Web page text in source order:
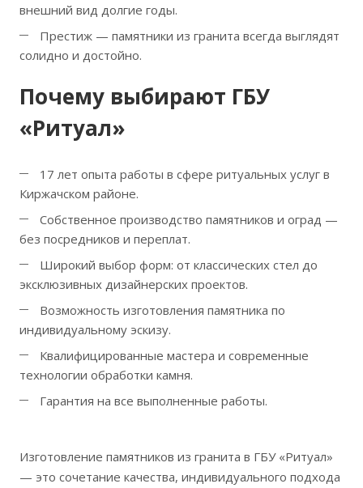
внешний вид долгие годы.
Престиж — памятники из гранита всегда выглядят
солидно и достойно.
Почему выбирают ГБУ
«Ритуал»
17 лет опыта работы в сфере ритуальных услуг в
Киржачском районе.
Собственное производство памятников и оград —
без посредников и переплат.
Широкий выбор форм: от классических стел до
эксклюзивных дизайнерских проектов.
Возможность изготовления памятника по
индивидуальному эскизу.
Квалифицированные мастера и современные
технологии обработки камня.
Гарантия на все выполненные работы.
Изготовление памятников из гранита в ГБУ «Ритуал»
— это сочетание качества, индивидуального подхода